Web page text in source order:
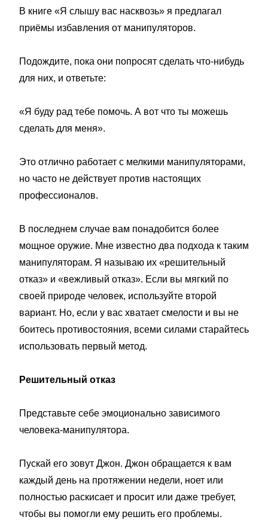
В книге «Я слышу вас насквозь» я предлагал
приёмы избавления от манипуляторов.
Подождите, пока они попросят сделать что-нибудь
для них, и ответьте:
«Я буду рад тебе помочь. А вот что ты можешь
сделать для меня».
Это отлично работает с мелкими манипуляторами,
но часто не действует против настоящих
профессионалов.
В последнем случае вам понадобится более
мощное оружие. Мне известно два подхода к таким
манипуляторам. Я называю их «решительный
отказ» и «вежливый отказ». Если вы мягкий по
своей природе человек, используйте второй
вариант. Но, если у вас хватает смелости и вы не
боитесь противостояния, всеми силами старайтесь
использовать первый метод.
Решительный отказ
Представьте себе эмоционально зависимого
человека-манипулятора.
Пускай его зовут Джон. Джон обращается к вам
каждый день на протяжении недели, ноет или
полностью раскисает и просит или даже требует,
чтобы вы помогли ему решить его проблемы.